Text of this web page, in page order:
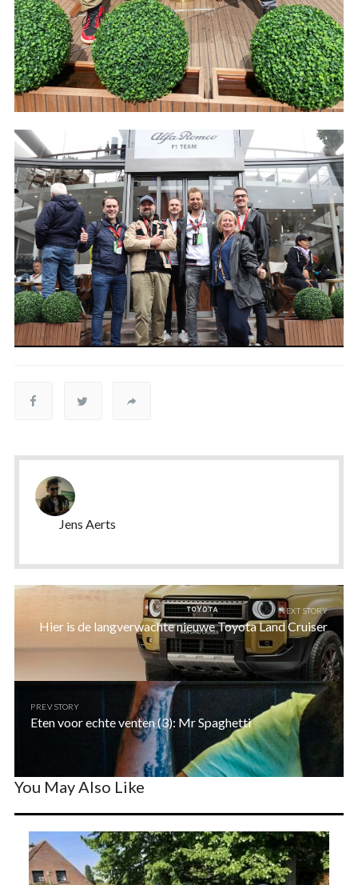
Jens Aerts
NEXT STORY
Hier is de langverwachte nieuwe Toyota Land Cruiser
PREV STORY
Eten voor echte venten (3): Mr Spaghetti
You May Also Like